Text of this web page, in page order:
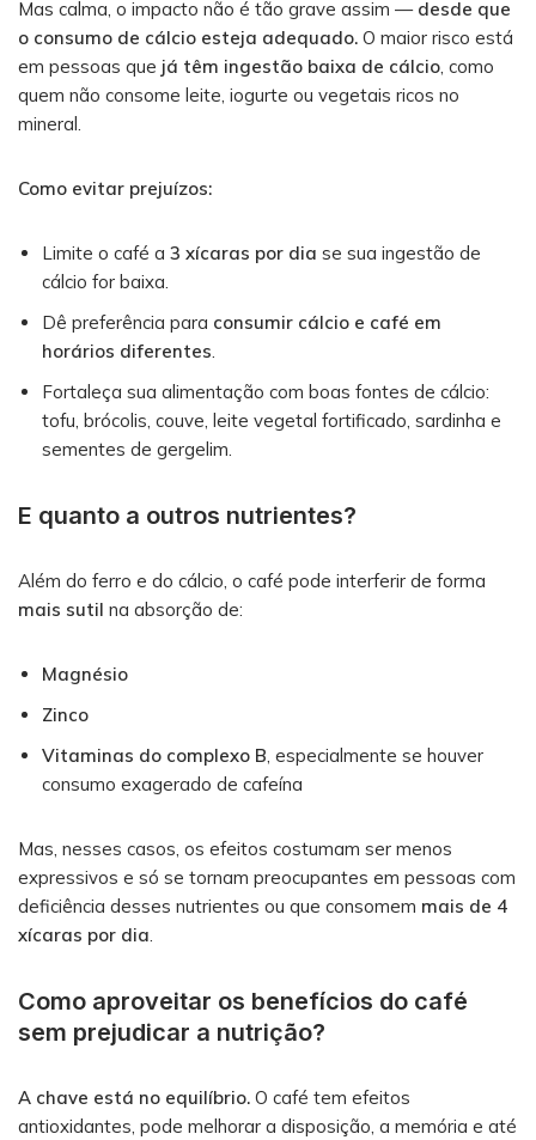
Mas calma, o impacto não é tão grave assim — desde que
o consumo de cálcio esteja adequado. O maior risco está
em pessoas que já têm ingestão baixa de cálcio , como
quem não consome leite, iogurte ou vegetais ricos no
mineral.
Como evitar prejuízos:
Limite o café a 3 xícaras por dia se sua ingestão de
cálcio for baixa.
Dê preferência para consumir cálcio e café em
horários diferentes
Fortaleça sua alimentação com boas fontes de cálcio:
tofu, brócolis, couve, leite vegetal fortificado, sardinha e
sementes de gergelim.
E quanto a outros nutrientes?
Além do ferro e do cálcio, o café pode interferir de forma
mais sutil na absorção de:
Magnésio
Zinco
Vitaminas do complexo B , especialmente se houver
consumo exagerado de cafeína
Mas, nesses casos, os efeitos costumam ser menos
expressivos e só se tornam preocupantes em pessoas com
deficiência desses nutrientes ou que consomem mais de 4
xícaras por dia
Como aproveitar os benefícios do café
sem prejudicar a nutrição?
A chave está no equilíbrio. O café tem efeitos
antioxidantes, pode melhorar a disposição, a memória e até